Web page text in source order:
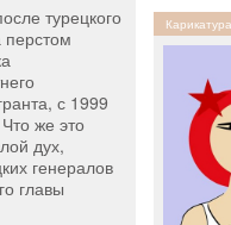
турецкого
перстом
с 1999
же это
дух,
генералов
главы
Карикатура